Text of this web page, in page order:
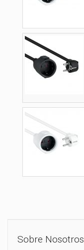
Sobre Nosotros